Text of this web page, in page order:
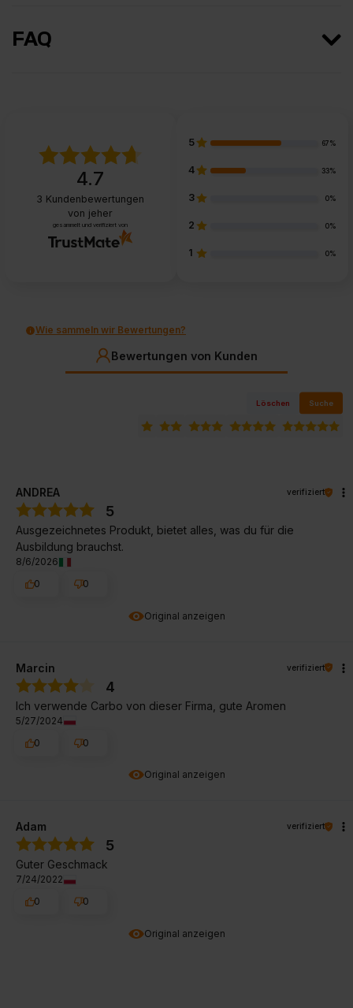
FAQ
4.7
3 Kundenbewertungen
von jeher
gesammelt und verifiziert von
5 67%
4 33%
3 0%
2 0%
1 0%
Wie sammeln wir Bewertungen?
Bewertungen von Kunden
Löschen Suche
Original anzeigen
ANDREA verifiziert
5
Ausgezeichnetes Produkt, bietet alles, was du für die
Ausbildung brauchst.
8/6/2026
0
0
Original anzeigen
Marcin verifiziert
4
Ich verwende Carbo von dieser Firma, gute Aromen
5/27/2024
0
0
Original anzeigen
Adam verifiziert
5
Guter Geschmack
7/24/2022
0
0